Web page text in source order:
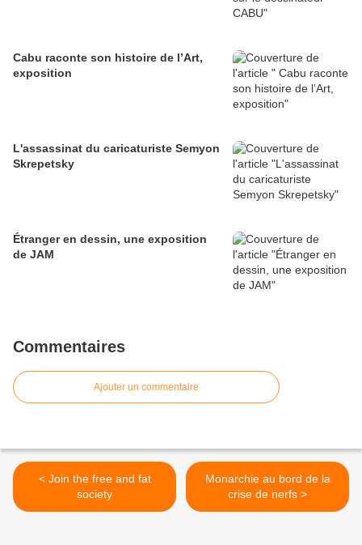
Cabu raconte son histoire de l’Art,
exposition
L'assassinat du caricaturiste Semyon
Skrepetsky
Étranger en dessin, une exposition
de JAM
Commentaires
Ajouter un commentaire
< Join the free and fat
society
Monarchie au bord de la
crise de nerfs >